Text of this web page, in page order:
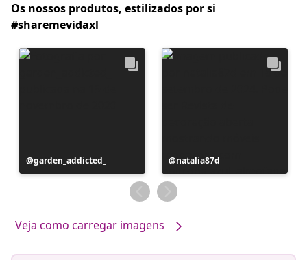
Os nossos produtos, estilizados por si
#sharemevidaxl
Postagem
publicada
garden_addicted_
Postagem
publicada
por
natalia87d
Veja como carregar imagens